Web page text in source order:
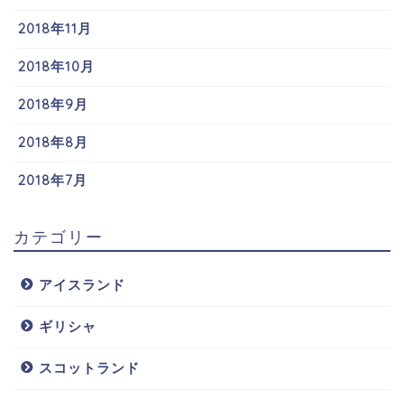
2018年11月
2018年10月
2018年9月
2018年8月
2018年7月
カテゴリー
アイスランド
ギリシャ
スコットランド